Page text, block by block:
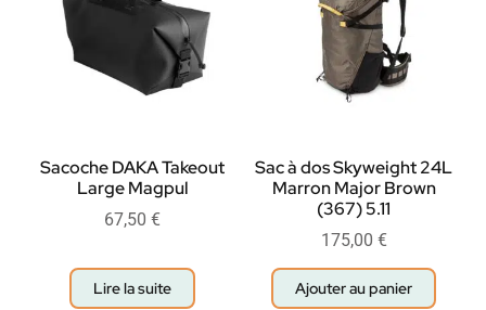
Sacoche DAKA Takeout
Large Magpul
67,50 €
Lire la suite
Sac à dos Skyweight 24L
Marron Major Brown
(367) 5.11
175,00 €
Ajouter au panier